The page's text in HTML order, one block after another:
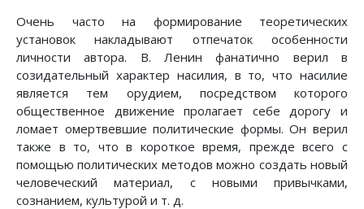
Очень часто на формирование теоретических
установок накладывают отпечаток особенности
личности автора. В. Ленин фанатично верил в
созидательный характер насилия, в то, что насилие
является тем орудием, посредством которого
общественное движение пролагает себе дорогу и
ломает омертвевшие политические формы. Он верил
также в то, что в короткое время, прежде всего с
помощью политических методов можно создать новый
человеческий материал, с новыми привычками,
сознанием, культурой и т. д.